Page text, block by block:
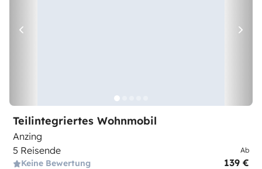
Teilintegriertes Wohnmobil
Anzing
5 Reisende
Keine Bewertung
Ab
139 €